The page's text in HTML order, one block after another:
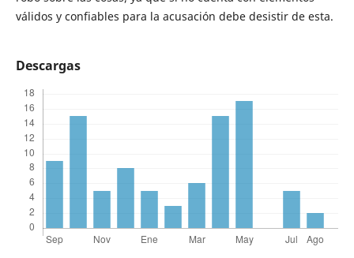
válidos y confiables para la acusación debe desistir de esta.
Descargas